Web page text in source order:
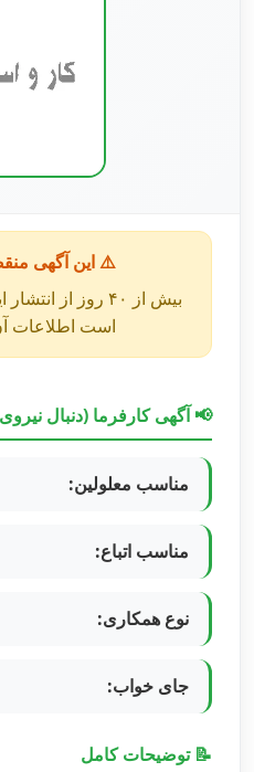
⚠️ این آگهی
بیش از ۴۰ روز از
است اطلاعات
📢 آگهی کارفرما (دنبال
مناسب معلولین:
مناسب اتباع:
نوع همکاری:
جای خواب:
📝 توضیحات کامل